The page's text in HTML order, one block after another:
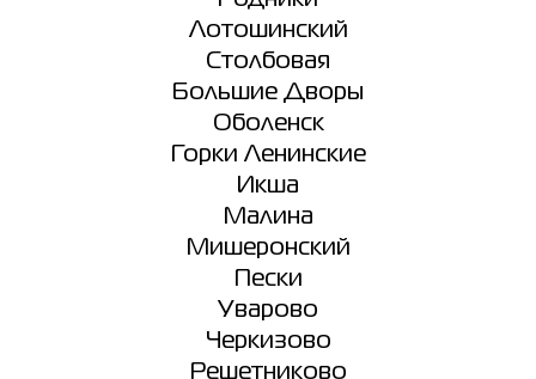
Лотошинский
Столбовая
Большие Дворы
Оболенск
Горки Ленинские
Икша
Малина
Мишеронский
Пески
Уварово
Черкизово
Решетниково